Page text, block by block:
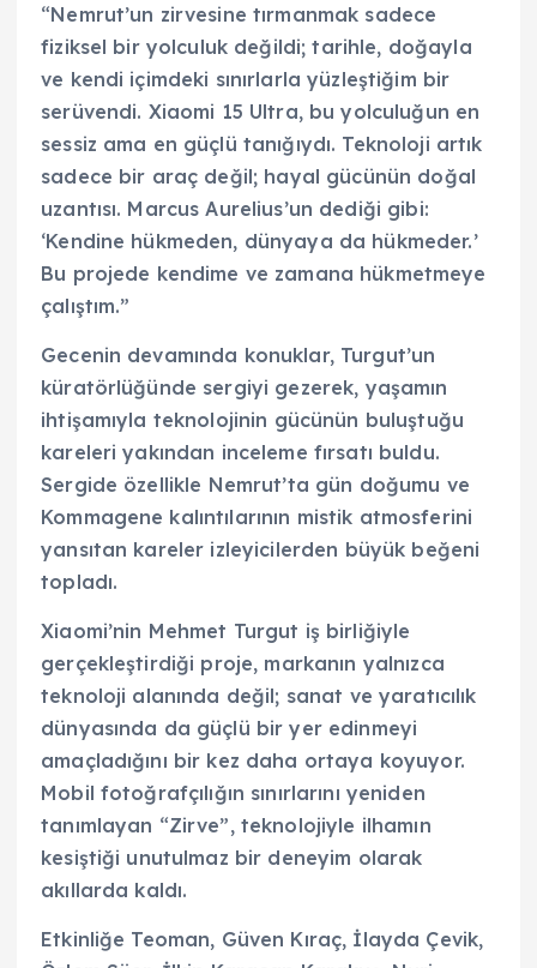
“Nemrut’un zirvesine tırmanmak sadece
fiziksel bir yolculuk değildi; tarihle, doğayla
ve kendi içimdeki sınırlarla yüzleştiğim bir
serüvendi. Xiaomi 15 Ultra, bu yolculuğun en
sessiz ama en güçlü tanığıydı. Teknoloji artık
sadece bir araç değil; hayal gücünün doğal
uzantısı. Marcus Aurelius’un dediği gibi:
‘Kendine hükmeden, dünyaya da hükmeder.’
Bu projede kendime ve zamana hükmetmeye
çalıştım.”
Gecenin devamında konuklar, Turgut’un
küratörlüğünde sergiyi gezerek, yaşamın
ihtişamıyla teknolojinin gücünün buluştuğu
kareleri yakından inceleme fırsatı buldu.
Sergide özellikle Nemrut’ta gün doğumu ve
Kommagene kalıntılarının mistik atmosferini
yansıtan kareler izleyicilerden büyük beğeni
topladı.
Xiaomi’nin Mehmet Turgut iş birliğiyle
gerçekleştirdiği proje, markanın yalnızca
teknoloji alanında değil; sanat ve yaratıcılık
dünyasında da güçlü bir yer edinmeyi
amaçladığını bir kez daha ortaya koyuyor.
Mobil fotoğrafçılığın sınırlarını yeniden
tanımlayan “Zirve”, teknolojiyle ilhamın
kesiştiği unutulmaz bir deneyim olarak
akıllarda kaldı.
Etkinliğe Teoman, Güven Kıraç, İlayda Çevik,